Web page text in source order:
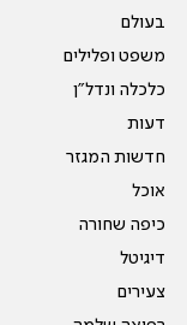
בעולם
משפט ופלילים
כלכלה ונדל"ן
דעות
חדשות המגזר
אוכל
כיפה שחורה
דיגיטל
צעירים